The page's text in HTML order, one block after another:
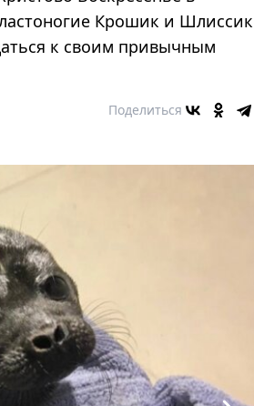
Крошик и Шлиссик
к своим привычным
Поделиться